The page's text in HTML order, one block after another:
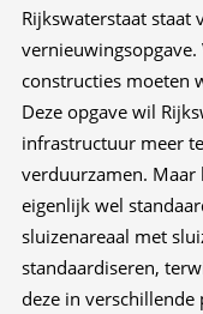
Rijkswaterstaat staat
vernieuwingsopgave.
constructies moeten
Deze opgave wil
infrastructuur meer
verduurzamen.
eigenlijk wel
sluizenareaal met
standaardiseren,
deze in